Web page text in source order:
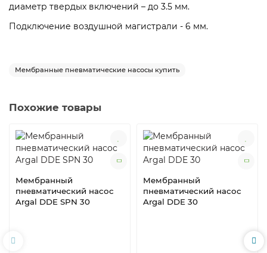
диаметр твердых включений – до 3.5 мм.
Подключение воздушной магистрали - 6 мм.
Мембранные пневматические насосы купить
Похожие товары
Мембранный
пневматический насос
Argal DDE SPN 30
Мембранный
пневматический насос
Argal DDE 30